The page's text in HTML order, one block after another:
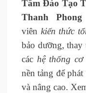
Tâm Đào Tạo
Thanh
viên kiến thức
bảo dưỡng, thay
các hệ thống
nền tảng để
và nâng cao.